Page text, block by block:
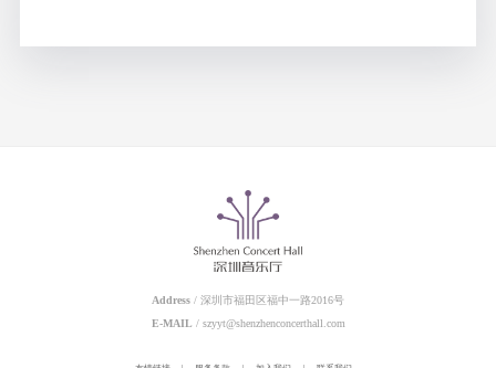
Address / 深圳市福田区福中一路2016号
E-MAIL / szyyt@shenzhenconcerthall.com